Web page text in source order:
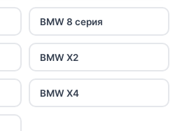
BMW 8 серия
BMW X2
BMW X4